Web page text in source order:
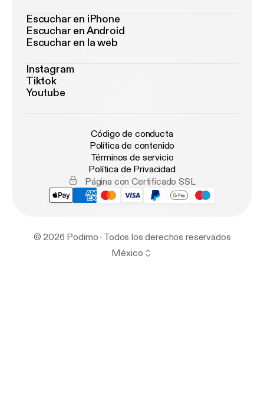
Escuchar en iPhone
Escuchar en Android
Escuchar en la web
Instagram
Tiktok
Youtube
Código de conducta
Política de contenido
Términos de servicio
Política de Privacidad
Página con Certificado SSL
© 2026 Podimo · Todos los derechos reservados
México